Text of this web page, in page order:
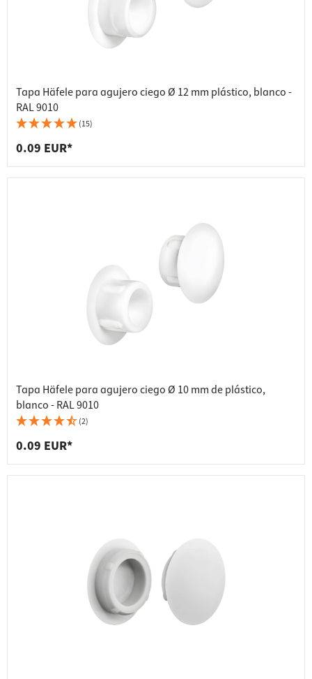
Tapa Häfele para agujero ciego Ø 12 mm plástico, blanco -
RAL 9010
(15)
0.09 EUR*
Tapa Häfele para agujero ciego Ø 10 mm de plástico,
blanco - RAL 9010
(2)
0.09 EUR*